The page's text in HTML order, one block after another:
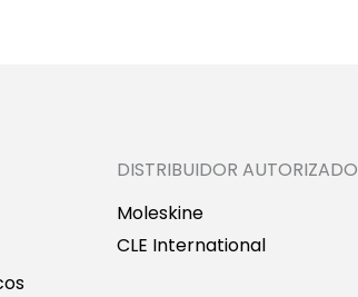
DISTRIBUIDOR AUTORIZADO
Moleskine
CLE International